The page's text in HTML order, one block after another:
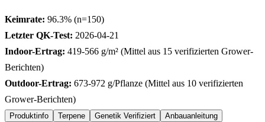
Keimrate: 96.3% (n=150)
Letzter QK-Test: 2026-04-21
Indoor-Ertrag: 419-566 g/m² (Mittel aus 15 verifizierten Grower-
Berichten)
Outdoor-Ertrag: 673-972 g/Pflanze (Mittel aus 10 verifizierten
Grower-Berichten)
Produktinfo Terpene Genetik Verifiziert Anbauanleitung